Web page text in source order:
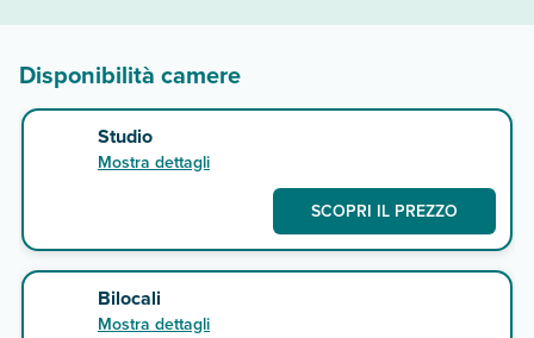
Disponibilità camere
Studio
Mostra dettagli
SCOPRI IL PREZZO
Bilocali
Mostra dettagli